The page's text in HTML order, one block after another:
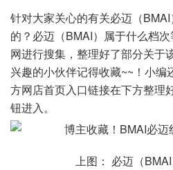
针对大家关心的有关必迈（
的？必迈（BMAI）属于什么档
网进行搜集，整理好了部分关于
兴趣的小伙伴记得收藏~~！小编
方网店首页入口链接在下方整理
钮进入。
上图： 必迈（